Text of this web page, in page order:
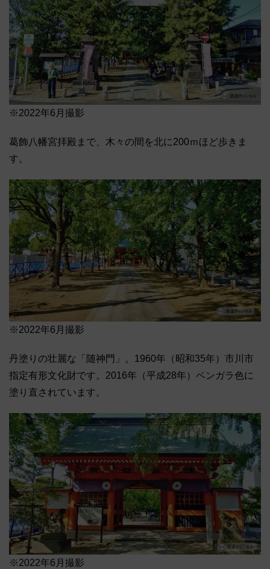
※2022年6月撮影
葛飾八幡宮拝殿まで、木々の間を北に200ｍほど歩きま
す。
※2022年6月撮影
丹塗りの壮麗な「随神門」。1960年（昭和35年）市川市
指定有形文化財です。2016年（平成28年）ベンガラ色に
塗り直されています。
※2022年6月撮影